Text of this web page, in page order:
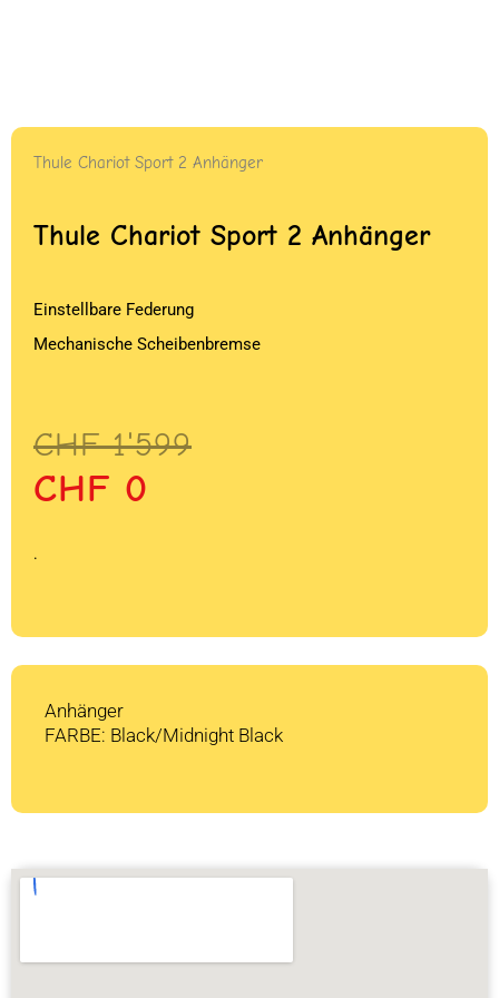
Thule Chariot Sport 2 Anhänger
Thule Chariot Sport 2 Anhänger
Einstellbare Federung
Mechanische Scheibenbremse
CHF1'599
Ursprünglicher
Preis
war:
CHF 1'599
CHF 0
Aktueller
Preis
ist:
CHF 0.
.
Anhänger
FARBE: Black/Midnight Black